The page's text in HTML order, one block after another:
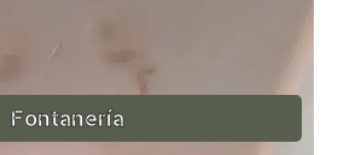
Fontanería